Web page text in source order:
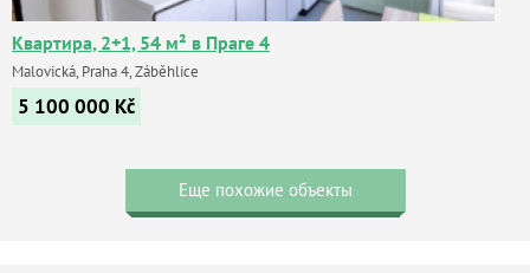
Квартира, 2+1, 54 м² в Праге 4
Malovická, Praha 4, Záběhlice
5 100 000 Kč
Еще похожие объекты